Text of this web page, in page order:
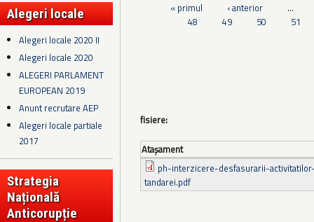
Alegeri locale
Alegeri locale 2020 II
Alegeri locale 2020
ALEGERI PARLAMENT
EUROPEAN 2019
Anunt recrutare AEP
Alegeri locale partiale
2017
Strategia
Națională
Anticorupție
« primul ‹ anterior
…
48
49 50 51
fisiere:
Ataşament
ph-interzicere-desfasurarii-
tandarei.pdf